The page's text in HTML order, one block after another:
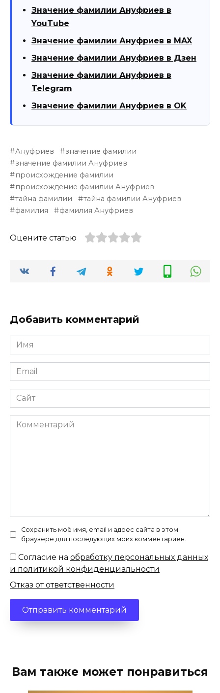
Значение фамилии Ануфриев в
YouTube
Значение фамилии Ануфриев в MAX
Значение фамилии Ануфриев в Дзен
Значение фамилии Ануфриев в
Telegram
Значение фамилии Ануфриев в OK
Ануфриев
значение фамилии
значение фамилии Ануфриев
происхождение фамилии
происхождение фамилии Ануфриев
тайна фамилии
тайна фамилии Ануфриев
фамилия
фамилия Ануфриев
Оцените статью
Добавить комментарий
Имя
*
Email
*
Сайт
Комментарий
Сохранить моё имя, email и адрес сайта в этом
браузере для последующих моих комментариев.
Согласие на обработку персональных данных
и политикой конфиденциальности
Отказ от ответственности
Вам также может понравиться